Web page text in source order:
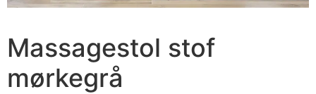
Massagestol stof
mørkegrå